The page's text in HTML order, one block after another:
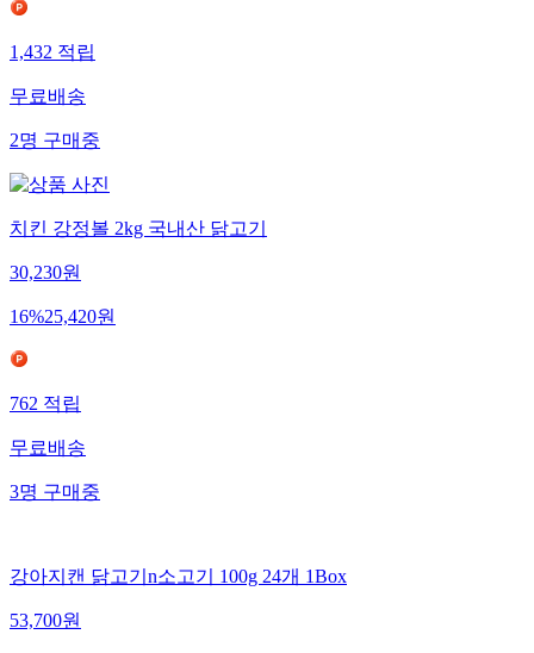
1,432적립
무료배송
2명구매중
치킨 강정볼 2kg 국내산 닭고기
30,230원
16%25,420원
762적립
무료배송
3명구매중
강아지캔 닭고기n소고기 100g 24개 1Box
53,700원